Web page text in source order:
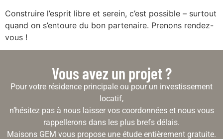
Construire l’esprit libre et serein, c’est possible – surtout
quand on s’entoure du bon partenaire. Prenons rendez-
vous !
Vous avez un projet ?
Pour votre résidence principale ou pour un investissement
locatif,
n’hésitez pas à nous laisser vos coordonnées et nous vous
rappellerons dans les plus brefs délais.
Maisons GEM vous propose une étude entièrement gratuite.